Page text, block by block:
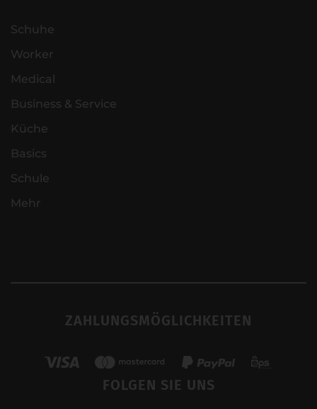
Schuhe
Worker
Medical
Business & Service
Küche
Basics
Schule
Mehr
ZAHLUNGSMÖGLICHKEITEN
FOLGEN SIE UNS